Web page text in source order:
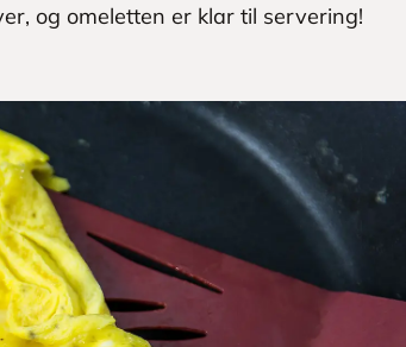
og omeletten er klar til servering!